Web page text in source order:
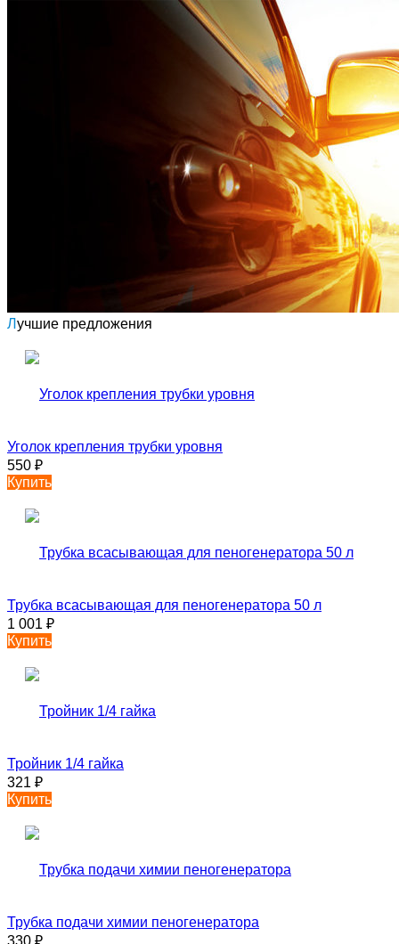
Лучшие предложения
Уголок крепления трубки уровня
550 ₽
Купить
Трубка всасывающая для пеногенератора 50 л
1 001 ₽
Купить
Тройник 1/4 гайка
321 ₽
Купить
Трубка подачи химии пеногенератора
330 ₽